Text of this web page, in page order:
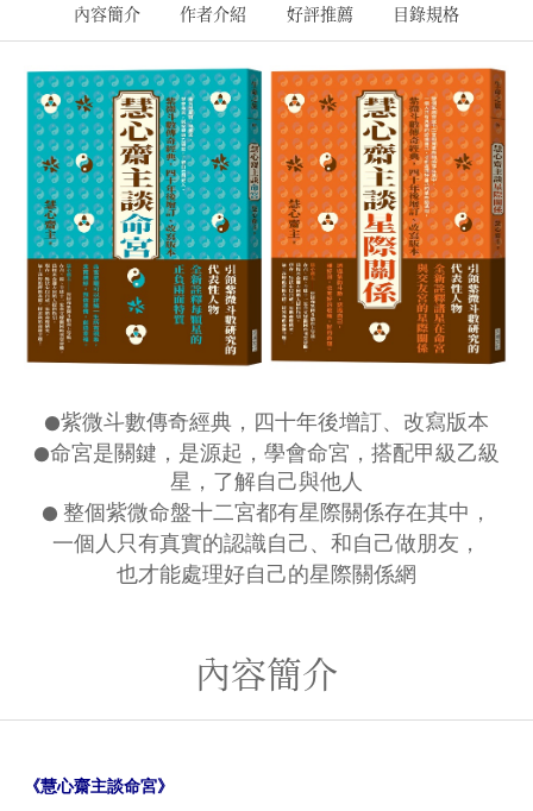
內容簡介 作者介紹 好評推薦 目錄規格
●紫微斗數傳奇經典，四十年後增訂、改寫版本
●命宮是關鍵，是源起， 學會命宮，搭配甲級乙級
星，了解自己與他人
● 整個紫微命盤十二宮都有星際關係存在其中，
一個人只有真實的認識自己、和自己做朋友，
也才能處理好自己的星際關係網
內容簡介
《慧心齋主談命宮》